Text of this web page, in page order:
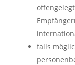
falls